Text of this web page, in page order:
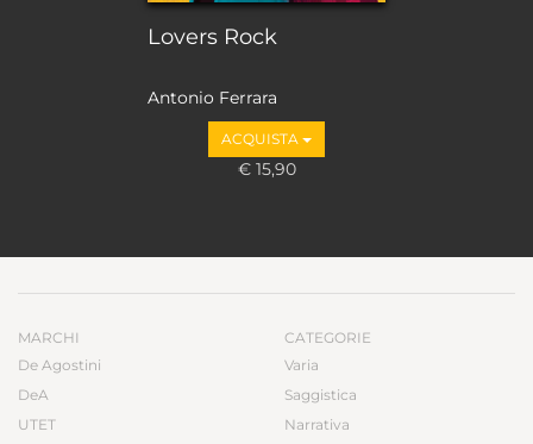
Lovers Rock
Antonio Ferrara
ACQUISTA
€ 15,90
MARCHI
De Agostini
DeA
UTET
CATEGORIE
Varia
Saggistica
Narrativa